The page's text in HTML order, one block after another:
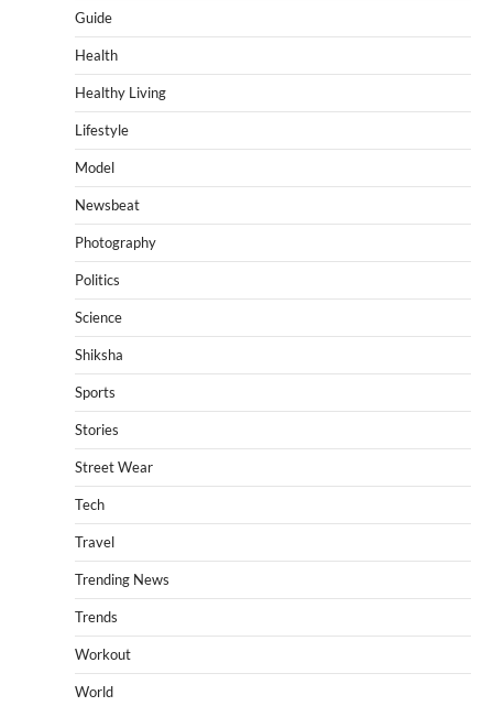
Guide
Health
Healthy Living
Lifestyle
Model
Newsbeat
Photography
Politics
Science
Shiksha
Sports
Stories
Street Wear
Tech
Travel
Trending News
Trends
Workout
World